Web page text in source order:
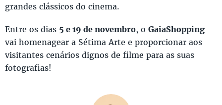
grandes clássicos do cinema.
Entre os dias 5 e 19 de novembro, o GaiaShopping
vai homenagear a Sétima Arte e proporcionar aos
visitantes cenários dignos de filme para as suas
fotografias!